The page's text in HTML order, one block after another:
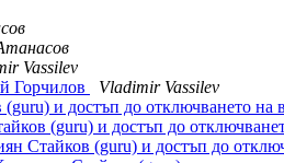
Vassilev
Горчилов
Vladimir Vassilev
и достъп до отключването на
(guru) и достъп до
Стайков (guru) и достъп до